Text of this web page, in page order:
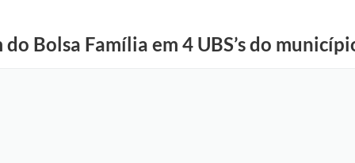
Bolsa Família em 4 UBS’s do